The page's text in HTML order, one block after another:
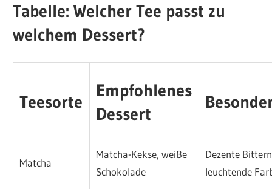
Tabelle: Welcher Tee passt zu
welchem Dessert?
Teesorte
Empfohlenes
Dessert
Matcha
Matcha-Kekse, weiße
Schokolade
Dezente
leuchtende